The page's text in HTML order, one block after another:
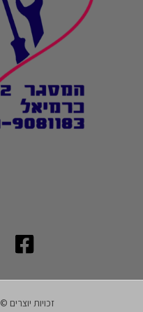
זכויות יוצרים © 2026 יעד לב מחשבים